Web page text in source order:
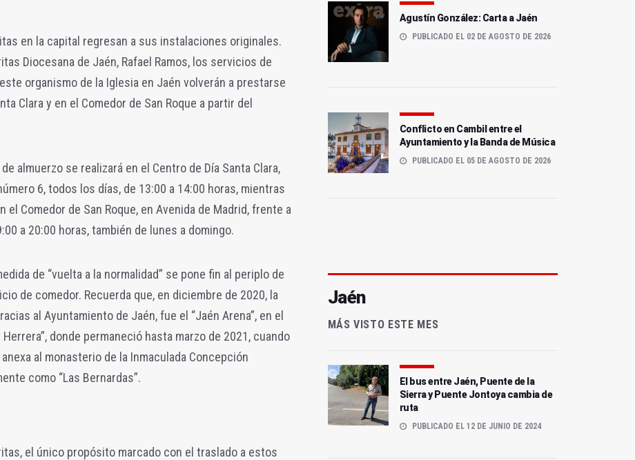
en la capital regresan a sus instalaciones originales.
Diocesana de Jaén, Rafael Ramos, los servicios de
organismo de la Iglesia en Jaén volverán a prestarse
Clara y en el Comedor de San Roque a partir del
almuerzo se realizará en el Centro de Día Santa Clara,
6, todos los días, de 13:00 a 14:00 horas, mientras
Comedor de San Roque, en Avenida de Madrid, frente a
a 20:00 horas, también de lunes a domingo.
de “vuelta a la normalidad” se pone fin al periplo de
de comedor. Recuerda que, en diciembre de 2020, la
al Ayuntamiento de Jaén, fue el “Jaén Arena”, en el
donde permaneció hasta marzo de 2021, cuando
al monasterio de la Inmaculada Concepción
como “Las Bernardas”.
el único propósito marcado con el traslado a estos
Agustín González: Carta a Jaén
PUBLICADO EL 02 DE AGOSTO DE 2026
Conflicto en Cambil entre el
Ayuntamiento y la Banda de Música
PUBLICADO EL 05 DE AGOSTO DE 2026
Jaén
MÁS VISTO ESTE MES
El bus entre Jaén, Puente de la
Sierra y Puente Jontoya cambia de
ruta
PUBLICADO EL 12 DE JUNIO DE 2024